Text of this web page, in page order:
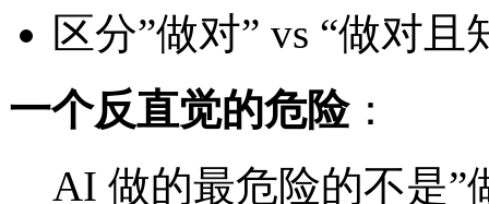
区分”做对” vs “做对且
一个反直觉的危险：
AI 做的最危险的不是”